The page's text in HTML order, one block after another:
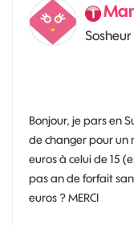
Bonjour, je pars en
de changer pour un
euros à celui de 15
pas an de forfait
euros ? MERCI